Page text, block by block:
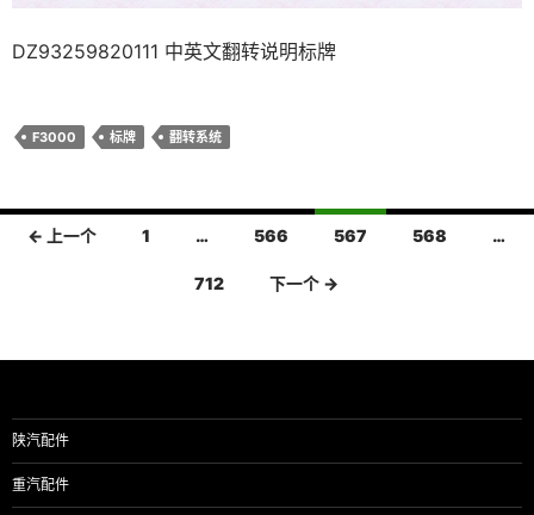
DZ93259820111 中英文翻转说明标牌
F3000 标牌 翻转系统
文
航
← 上一个 1 … 566 567 568 …
712 下一个 →
陕汽配件
重汽配件